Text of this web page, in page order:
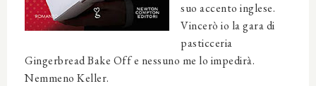
suo accento inglese.
Vincerò io la gara di
pasticceria
Gingerbread Bake Off e nessuno me lo impedirà.
Nemmeno Keller.